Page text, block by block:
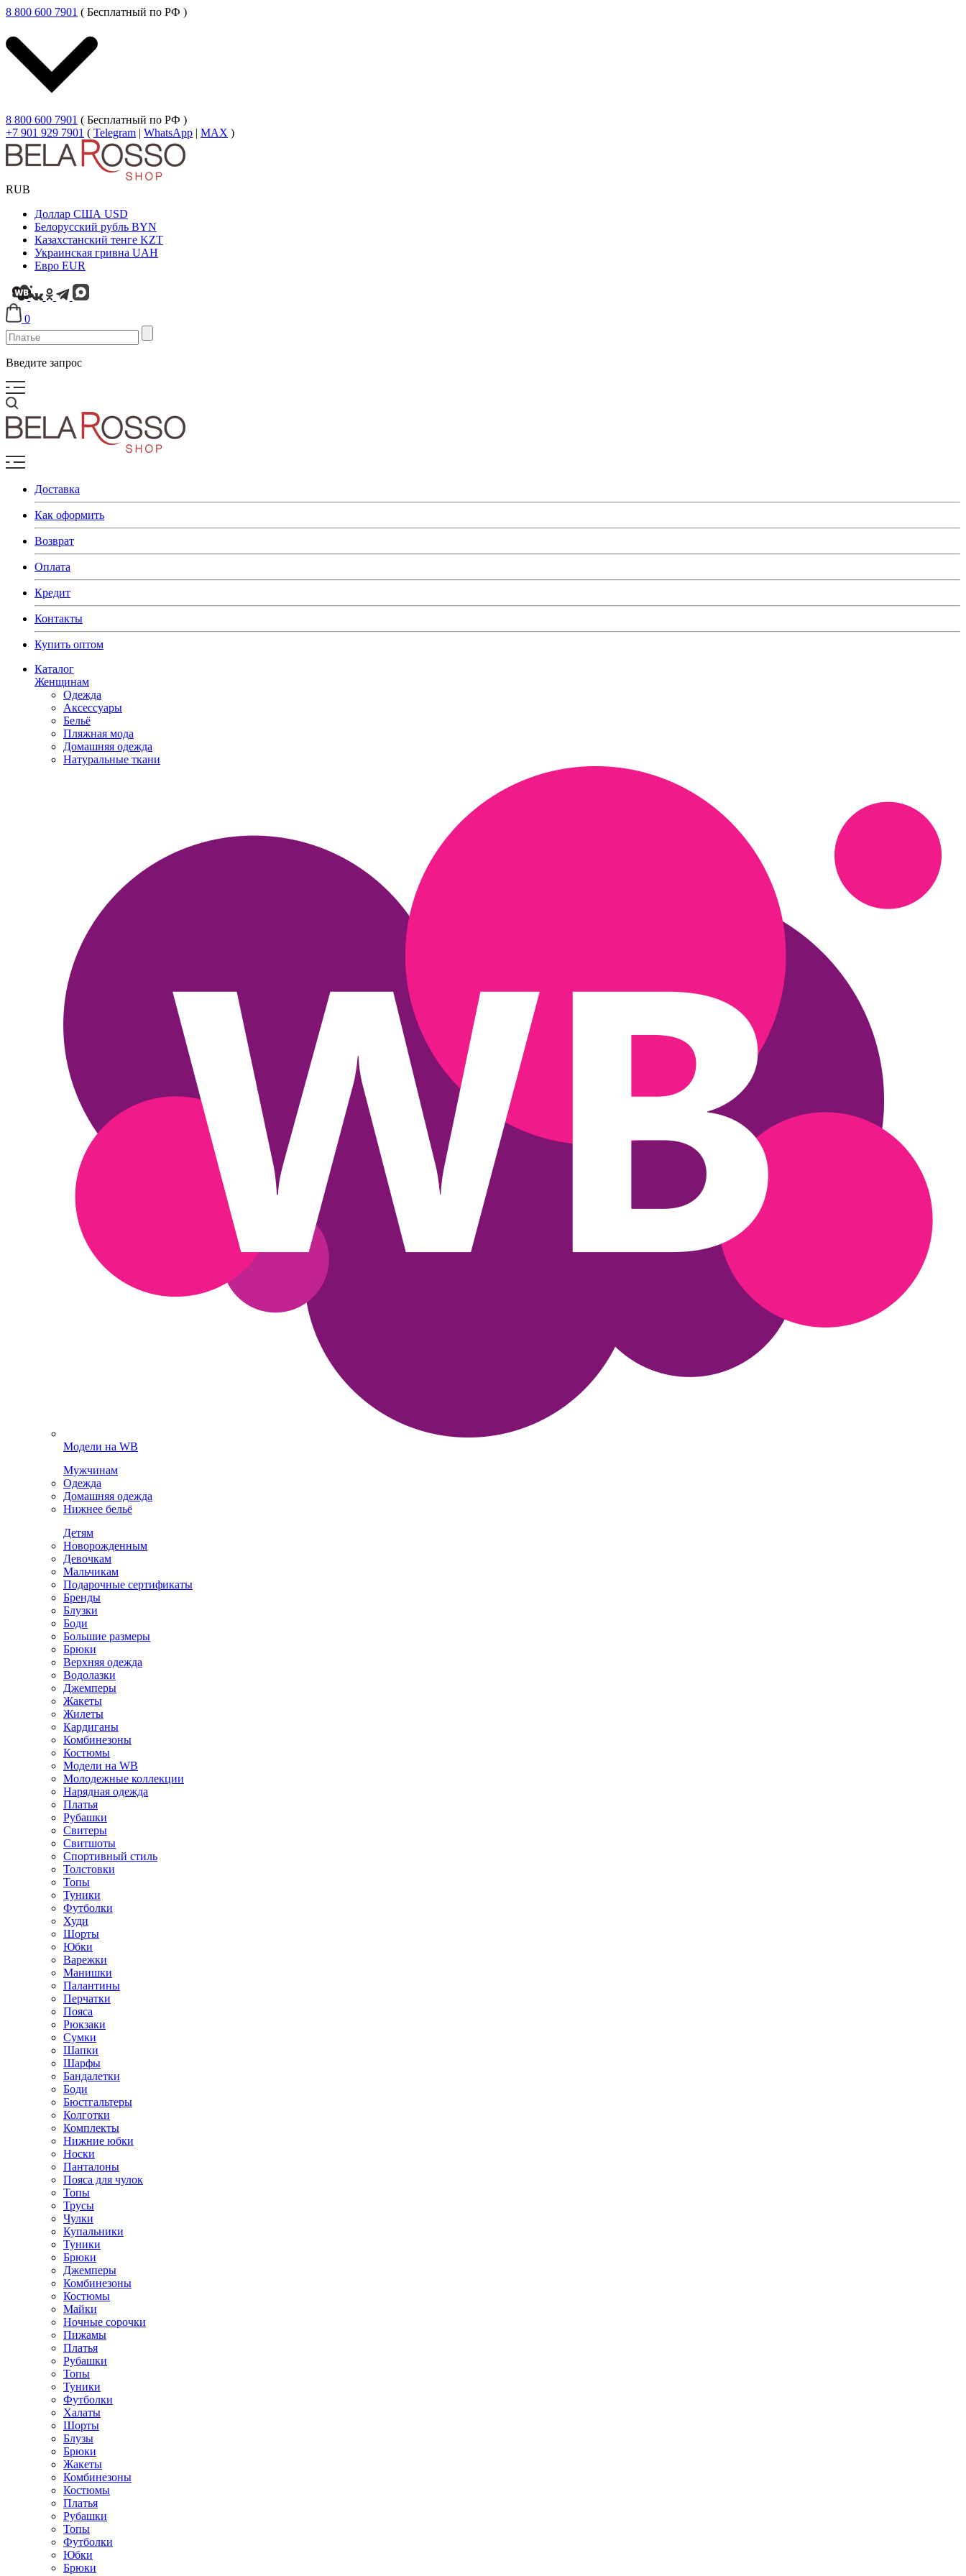
8 800 600 7901 ( Бесплатный по РФ )
8 800 600 7901 ( Бесплатный по РФ )
+7 901 929 7901 ( Telegram | WhatsApp | MAX )
RUB
Доллар США USD
Белорусский рубль BYN
Казахстанский тенге KZT
Украинская гривна UAH
Евро EUR
0
Введите запрос
Доставка
Как оформить
Возврат
Оплата
Кредит
Контакты
Купить оптом
Каталог
Женщинам
Одежда
Аксессуары
Бельё
Пляжная мода
Домашняя одежда
Натуральные ткани
Модели на WB
Мужчинам
Одежда
Домашняя одежда
Нижнее бельё
Детям
Новорожденным
Девочкам
Мальчикам
Подарочные сертификаты
Бренды
Блузки
Боди
Большие размеры
Брюки
Верхняя одежда
Водолазки
Джемперы
Жакеты
Жилеты
Кардиганы
Комбинезоны
Костюмы
Модели на WB
Молодежные коллекции
Нарядная одежда
Платья
Рубашки
Свитеры
Свитшоты
Спортивный стиль
Толстовки
Топы
Туники
Футболки
Худи
Шорты
Юбки
Варежки
Манишки
Палантины
Перчатки
Пояса
Рюкзаки
Сумки
Шапки
Шарфы
Бандалетки
Боди
Бюстгальтеры
Колготки
Комплекты
Нижние юбки
Носки
Панталоны
Поясa для чулок
Топы
Трусы
Чулки
Купальники
Туники
Брюки
Джемперы
Комбинезоны
Костюмы
Майки
Ночные сорочки
Пижамы
Платья
Рубашки
Топы
Туники
Футболки
Халаты
Шорты
Блузы
Брюки
Жакеты
Комбинезоны
Костюмы
Платья
Рубашки
Топы
Футболки
Юбки
Брюки